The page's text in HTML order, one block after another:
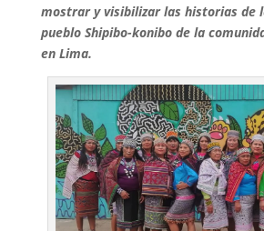
mostrar y visibilizar las historias de
pueblo Shipibo-konibo de la
en Lima.